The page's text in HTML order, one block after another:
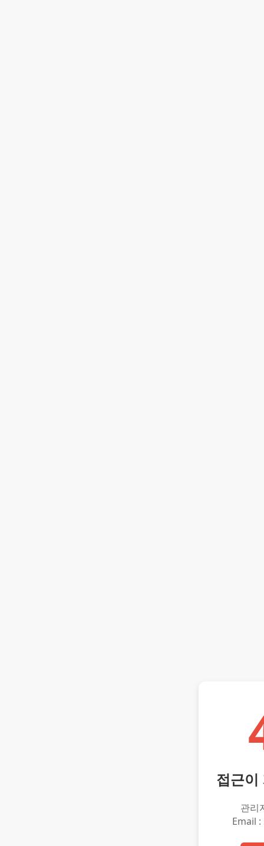
접근이
관리
Email